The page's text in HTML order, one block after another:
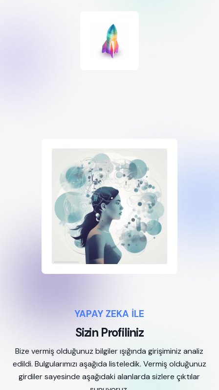
YAPAY ZEKA İLE
Sizin Profiliniz
Bize vermiş olduğunuz bilgiler ışığında girişiminiz analiz
edildi. Bulgularımızı aşağıda listeledik. Vermiş olduğunuz
girdiler sayesinde aşağıdaki alanlarda sizlere çıktılar